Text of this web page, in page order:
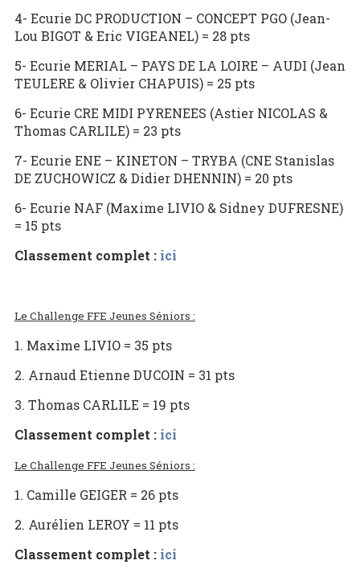
4- Ecurie DC PRODUCTION – CONCEPT PGO (Jean-
Lou BIGOT & Eric VIGEANEL) = 28 pts
5- Ecurie MERIAL – PAYS DE LA LOIRE – AUDI (Jean
TEULERE & Olivier CHAPUIS) = 25 pts
6- Ecurie CRE MIDI PYRENEES (Astier NICOLAS &
Thomas CARLILE) = 23 pts
7- Ecurie ENE – KINETON – TRYBA (CNE Stanislas
DE ZUCHOWICZ & Didier DHENNIN) = 20 pts
6- Ecurie NAF (Maxime LIVIO & Sidney DUFRESNE)
= 15 pts
Classement complet : ici
Le Challenge FFE Jeunes Séniors :
1. Maxime LIVIO = 35 pts
2. Arnaud Etienne DUCOIN = 31 pts
3. Thomas CARLILE = 19 pts
Classement complet : ici
Le Challenge FFE Jeunes Séniors :
1. Camille GEIGER = 26 pts
2. Aurélien LEROY = 11 pts
Classement complet : ici